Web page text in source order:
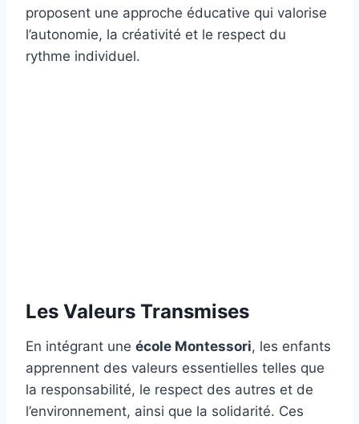
proposent une approche éducative qui valorise
l’autonomie, la créativité et le respect du
rythme individuel.
Les Valeurs Transmises
En intégrant une école Montessori, les enfants
apprennent des valeurs essentielles telles que
la responsabilité, le respect des autres et de
l’environnement, ainsi que la solidarité. Ces